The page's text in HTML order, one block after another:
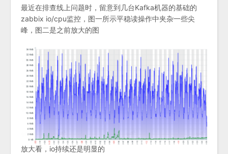
最近在排查线上问题时，留意到几台Kafka机器的基础的
zabbix io/cpu监控，图一所示平稳读操作中夹杂一些尖
峰，图二是之前放大的图
放大看，io持续还是明显的